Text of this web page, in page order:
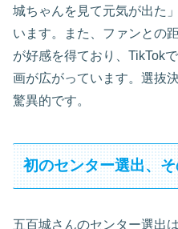
城ちゃんを見て元気が出た
います。また、ファンとの
が好感を得ており、TikTok
画が広がっています。選抜
驚異的です。
初のセンター選出、
五百城さんのセンター選出